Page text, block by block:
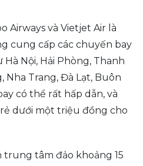
Airways và Vietjet Air là
cung cấp các chuyến bay
Nội, Hải Phòng, Thanh
Nha Trang, Đà Lạt, Buôn
có thể rất hấp dẫn, và
dưới một triệu đồng cho
trung tâm đảo khoảng 15